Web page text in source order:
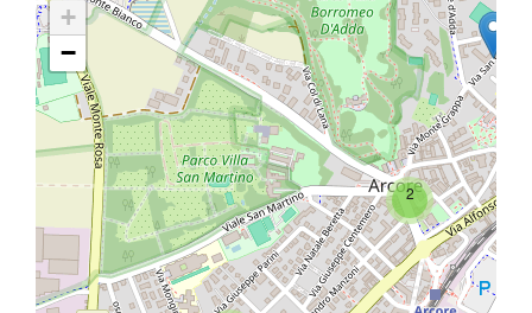
2
+
−